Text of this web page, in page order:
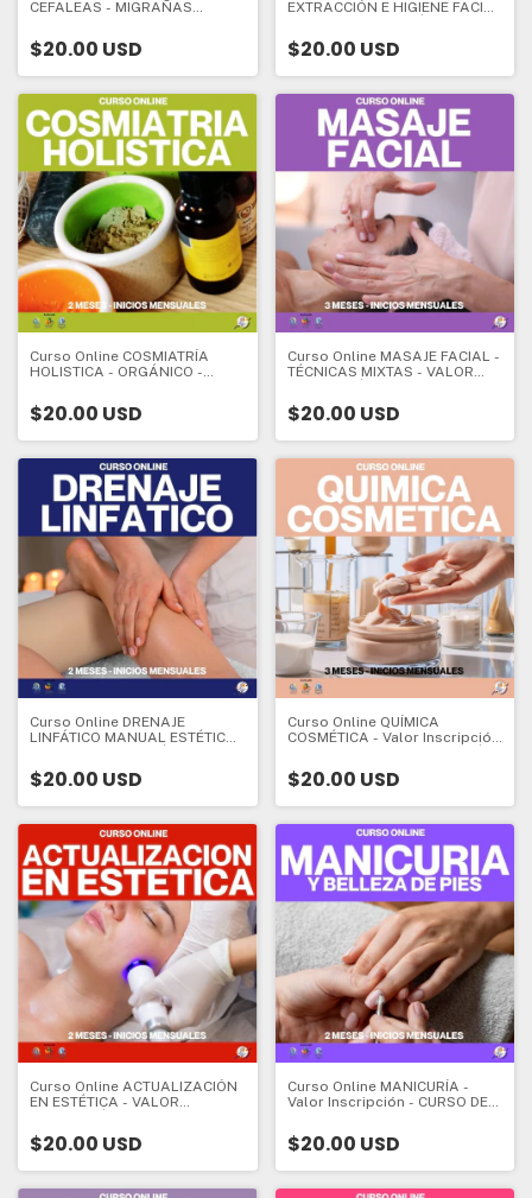
CEFALEAS - MIGRAÑAS
INSCRIPCIÓN - CURSO DE
ESPECIALIZACIÓN - 1 mes -
$20.00 USD
EXTRACCIÓN E HIGIENE FACIAL
DE ESPECIALIZACIÓN - 1 mes -
Valor Inscripción:
$20.00 USD
Curso Online COSMIATRÍA
HOLISTICA - ORGÁNICO -
VALOR INSCRIPCIÓN - CURSO
DE ESPECIALIZACIÓN - 2
$20.00 USD
Curso Online MASAJE FACIAL -
TÉCNICAS MIXTAS - VALOR
ESPECIALIZACIÓN - 3 meses -
Valor Inscripción:
$20.00 USD
Curso Online DRENAJE
LINFÁTICO MANUAL ESTÉTICO
DE ESPECIALIZACIÓN - 2
meses - Valor Inscripción:
$20.00 USD
Curso Online QUÍMICA
COSMÉTICA - Valor Inscripción
- 3 meses - Valor Inscripción:
$20.00 USD
Curso Online ACTUALIZACIÓN
EN ESTÉTICA - VALOR
ESPECIALIZACIÓN - 2 meses -
Valor Inscripción:
$20.00 USD
Curso Online MANICURÍA -
Valor Inscripción - CURSO DE
Inscripción:
$20.00 USD